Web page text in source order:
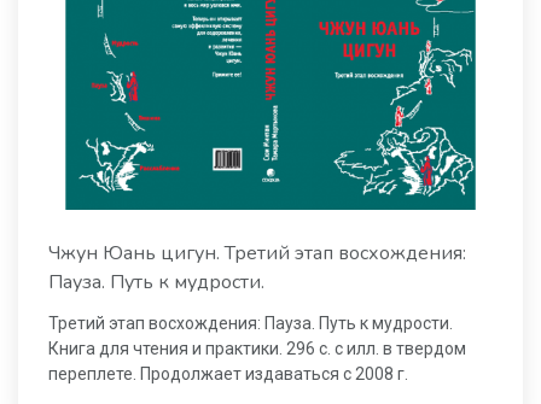
Чжун Юань цигун. Третий этап восхождения:
Пауза. Путь к мудрости.
Третий этап восхождения: Пауза. Путь к мудрости.
Книга для чтения и практики. 296 с. с илл. в твердом
переплете. Продолжает издаваться с 2008 г.